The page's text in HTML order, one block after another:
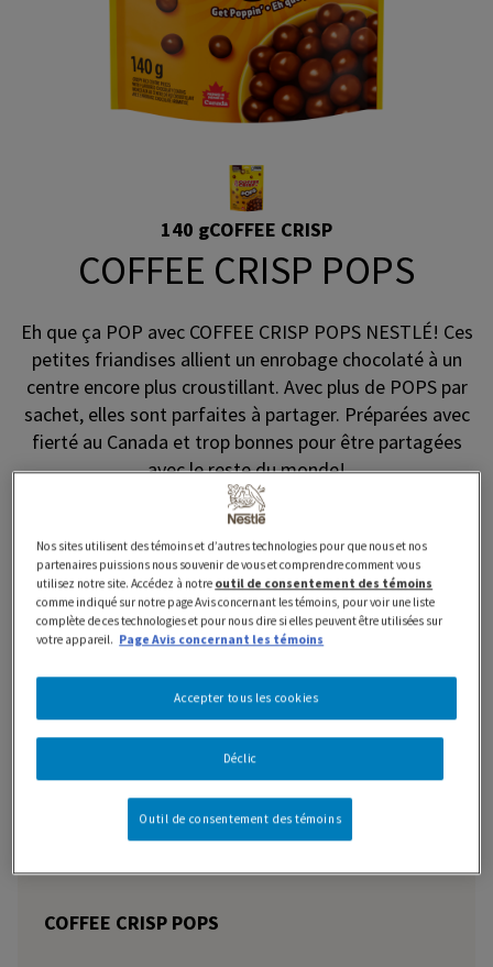
140 gCOFFEE CRISP
COFFEE CRISP POPS
Eh que ça POP avec COFFEE CRISP POPS NESTLÉ! Ces
petites friandises allient un enrobage chocolaté à un
centre encore plus croustillant. Avec plus de POPS par
sachet, elles sont parfaites à partager. Préparées avec
fierté au Canada et trop bonnes pour être partagées
avec le reste du monde!
Où acheter
Information nutritionnelle
COFFEE CRISP POPS
Nos sites utilisent des témoins et d’autres technologies pour que nous et nos
partenaires puissions nous souvenir de vous et comprendre comment vous
utilisez notre site. Accédez à notre outil de consentement des témoins
comme indiqué sur notre page Avis concernant les témoins, pour voir une liste
complète de ces technologies et pour nous dire si elles peuvent être utilisées sur
votre appareil. Page Avis concernant les témoins
Déclic
Accepter tous les cookies
Outil de consentement des témoins